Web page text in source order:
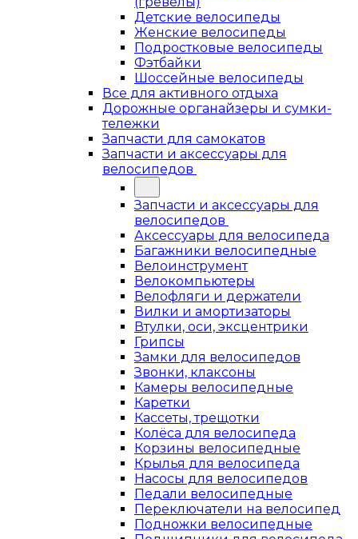
Детские велосипеды
Женские велосипеды
Подростковые велосипеды
Фэтбайки
Шоссейные велосипеды
Все для активного отдыха
Дорожные органайзеры и сумки-
тележки
Запчасти для самокатов
Запчасти и аксессуары для
велосипедов
Запчасти и аксессуары для
велосипедов
Аксессуары для велосипеда
Багажники велосипедные
Велоинструмент
Велокомпьютеры
Велофляги и держатели
Вилки и амортизаторы
Втулки, оси, эксцентрики
Грипсы
Замки для велосипедов
Звонки, клаксоны
Камеры велосипедные
Каретки
Кассеты, трещотки
Колёса для велосипеда
Корзины велосипедные
Крылья для велосипеда
Насосы для велосипедов
Педали велосипедные
Переключатели на велосипед
Подножки велосипедные